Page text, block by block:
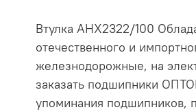
Втулка AHX2322/100
отечественного и
железнодорожные, на
заказать подшипники
упоминания подшипников,